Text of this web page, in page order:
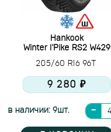
Hankook
Winter I'Pike RS2 W429
205/60 R16 96T
9 280 ₽
в наличии: 9шт.